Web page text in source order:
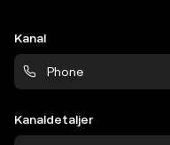
Kanal
Phone
Kanaldetaljer